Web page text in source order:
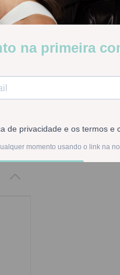
Stock:
- 1 +
En la